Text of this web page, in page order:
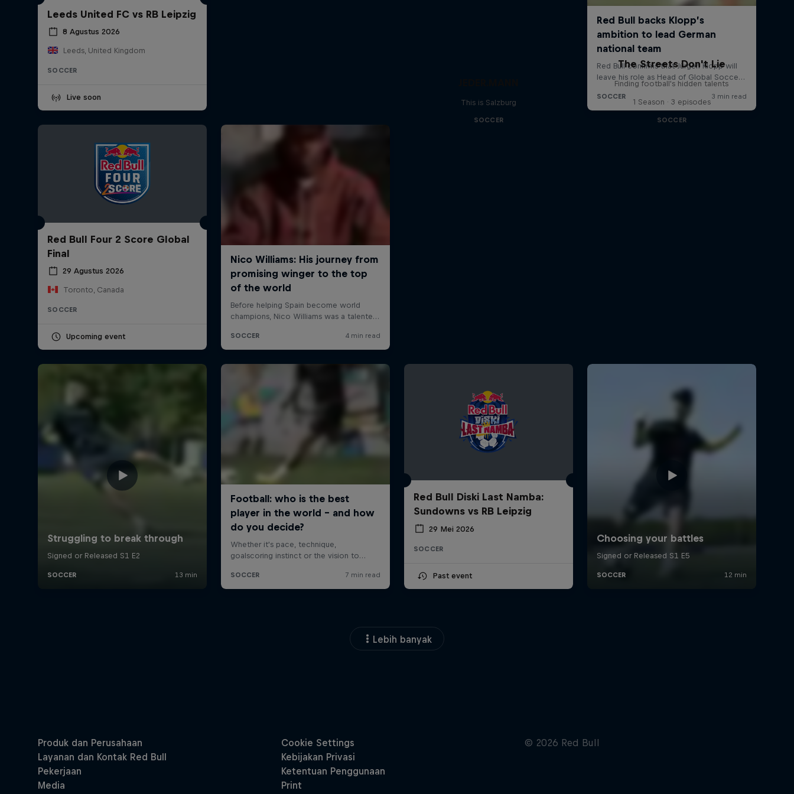
Leeds United FC vs RB Leipzig
8 Agustus 2026
Leeds, United Kingdom
SOCCER
Live soon
Red Bull Four 2 Score Global
Final
29 Agustus 2026
Toronto, Canada
SOCCER
Upcoming event
This is Salzburg
SOCCER
The Streets Don't Lie
Finding football's hidden talents
1 Season · 3 episodes
SOCCER
Red Bull Diski Last Namba:
Sundowns vs RB Leipzig
29 Mei 2026
SOCCER
Past event
Lebih banyak